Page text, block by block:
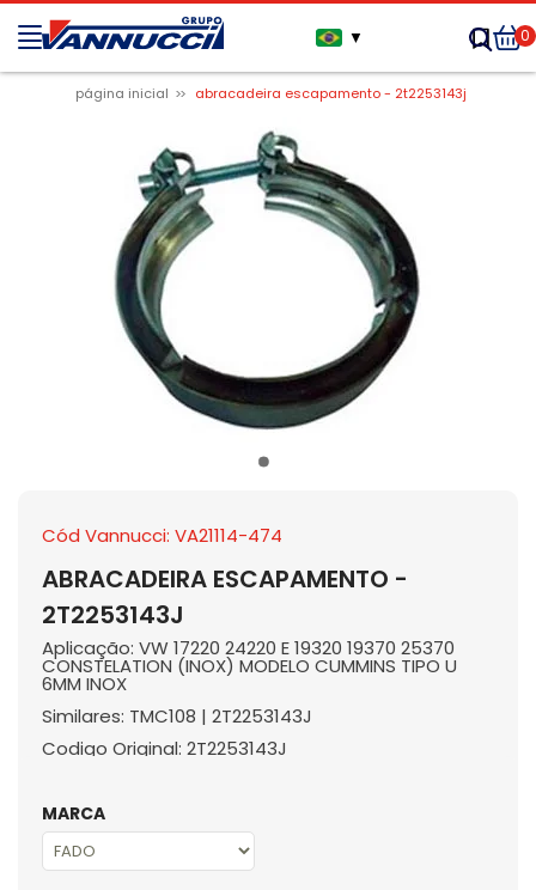
▼ 0
página inicial abracadeira escapamento - 2t2253143j
Cód Vannucci: VA21114-474
ABRACADEIRA ESCAPAMENTO -
2T2253143J
Aplicação: VW 17220 24220 E 19320 19370 25370
CONSTELATION (INOX) MODELO CUMMINS TIPO U
6MM INOX
Similares: TMC108 | 2T2253143J
Codigo Original: 2T2253143J
MARCA